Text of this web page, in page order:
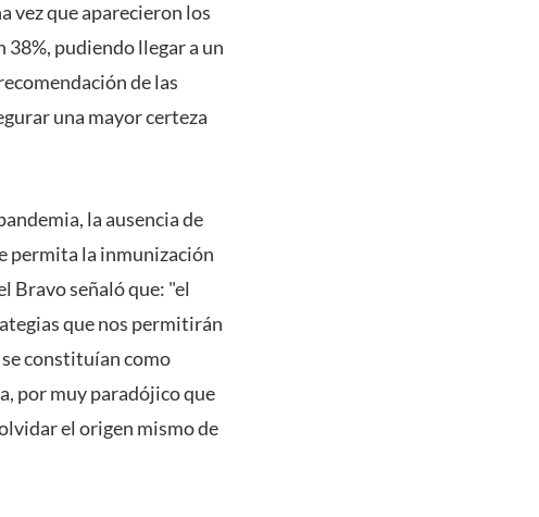
vez que aparecieron los
pudiendo llegar a un
de las
una mayor certeza
la ausencia de
permita la inmunización
Bravo señaló que: "el
que nos permitirán
constituían como
por muy paradójico que
el origen mismo de